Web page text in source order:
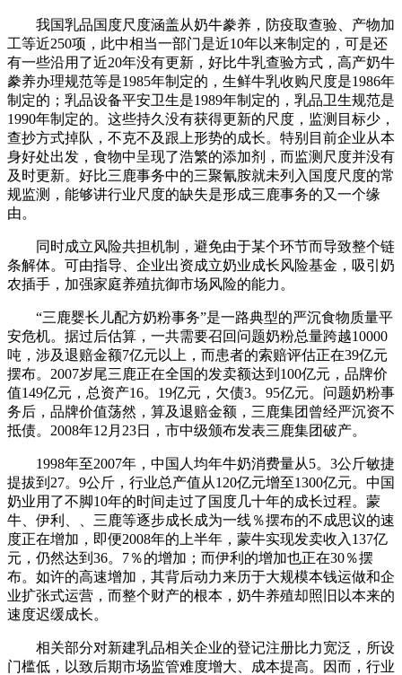
我国乳品国度尺度涵盖从奶牛豢养，防疫取查验、产物加
工等近250项，此中相当一部门是近10年以来制定的，可是还
有一些沿用了近20年没有更新，好比牛乳查验方式，高产奶牛
豢养办理规范等是1985年制定的，生鲜牛乳收购尺度是1986年
制定的；乳品设备平安卫生是1989年制定的，乳品卫生规范是
1990年制定的。这些持久没有获得更新的尺度，监测目标少，
查抄方式掉队，不克不及跟上形势的成长。特别目前企业从本
身好处出发，食物中呈现了浩繁的添加剂，而监测尺度并没有
及时更新。好比三鹿事务中的三聚氰胺就未列入国度尺度的常
规监测，能够讲行业尺度的缺失是形成三鹿事务的又一个缘
由。
同时成立风险共担机制，避免由于某个环节而导致整个链
条解体。可由指导、企业出资成立奶业成长风险基金，吸引奶
农插手，加强家庭养殖抗御市场风险的能力。
“三鹿婴长儿配方奶粉事务”是一路典型的严沉食物质量平
安危机。据过后估算，一共需要召回问题奶粉总量跨越10000
吨，涉及退赔金额7亿元以上，而患者的索赔评估正在39亿元
摆布。2007岁尾三鹿正在全国的发卖额达到100亿元，品牌价
值149亿元，总资产16。19亿元，欠债3。95亿元。问题奶粉事
务后，品牌价值荡然，算及退赔金额，三鹿集团曾经严沉资不
抵债。2008年12月23日，市中级颁布发表三鹿集团破产。
1998年至2007年，中国人均年牛奶消费量从5。3公斤敏捷
提拔到27。9公斤，行业总产值从120亿元增至1300亿元。中国
奶业用了不脚10年的时间走过了国度几十年的成长过程。蒙
牛、伊利、、三鹿等逐步成长成为一线％摆布的不成思议的速
度正在增加，即便2008年的上半年，蒙牛实现发卖收入137亿
元，仍然达到36。7％的增加；而伊利的增加也正在30％摆
布。如许的高速增加，其背后动力来历于大规模本钱运做和企
业扩张式运营，而整个财产的根本，奶牛养殖却照旧以本来的
速度迟缓成长。
相关部分对新建乳品相关企业的登记注册比力宽泛，所设
门槛低，以致后期市场监管难度增大、成本提高。因而，行业